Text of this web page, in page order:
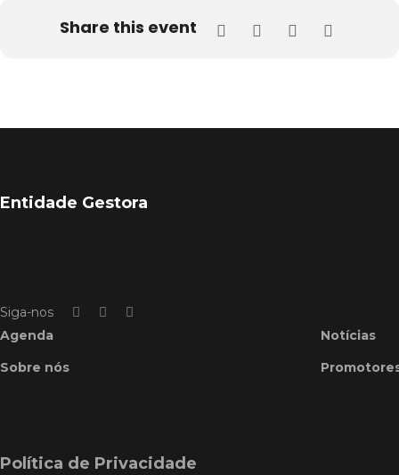
Share this event
Entidade Gestora
Siga-nos
Agenda
Notícias
Sobre nós
Política de Privacidade